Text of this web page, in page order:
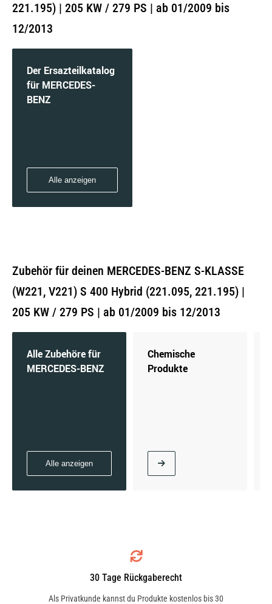
221.195) | 205 KW / 279 PS | ab 01/2009 bis
12/2013
Der Ersazteilkatalog
für MERCEDES-
BENZ
Alle anzeigen
Zubehör für deinen MERCEDES-BENZ S-KLASSE
(W221, V221) S 400 Hybrid (221.095, 221.195) |
205 KW / 279 PS | ab 01/2009 bis 12/2013
Alle Zubehöre für
MERCEDES-BENZ
Alle anzeigen
Chemische
Produkte
30 Tage Rückgaberecht
Als Privatkunde kannst du Produkte kostenlos bis 30